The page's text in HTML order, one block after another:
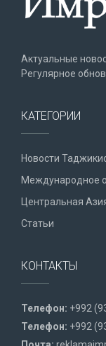
Актуальные
Регулярное
КАТЕГОРИИ
Новости
Международное
Центральная
Статьи
КОНТАКТЫ
Телефон: +992
Телефон: +992